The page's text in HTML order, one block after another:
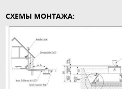
СХЕМЫ МОНТАЖА: